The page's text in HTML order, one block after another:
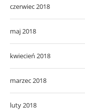
czerwiec 2018
maj 2018
kwiecień 2018
marzec 2018
luty 2018